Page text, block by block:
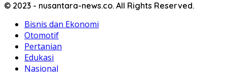
© 2023 - nusantara-news.co. All Rights Reserved.
Bisnis dan Ekonomi
Otomotif
Pertanian
Edukasi
Nasional